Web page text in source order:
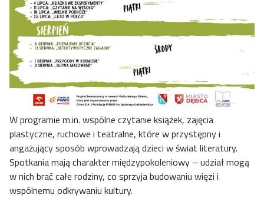
W programie m.in. wspólne czytanie książek, zajęcia
plastyczne, ruchowe i teatralne, które w przystępny i
angażujący sposób wprowadzają dzieci w świat literatury.
Spotkania mają charakter międzypokoleniowy – udział mogą
w nich brać całe rodziny, co sprzyja budowaniu więzi i
wspólnemu odkrywaniu kultury.